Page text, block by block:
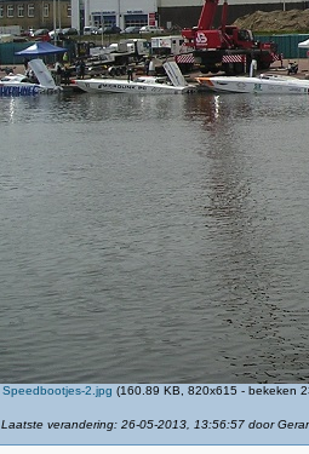
Speedbootjes-2.jpg (160.89 KB, 820x615 - bekeken
Laatste verandering: 26-05-2013, 13:56:57 door